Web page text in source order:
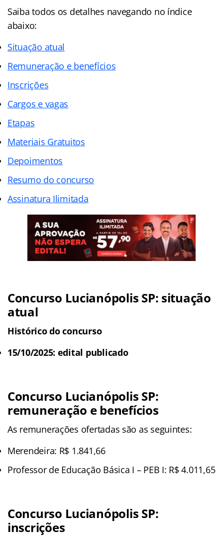
Saiba todos os detalhes navegando no índice
abaixo:
Situação atual
Remuneração e benefícios
Inscrições
Cargos e vagas
Etapas
Materiais Gratuitos
Depoimentos
Resumo do concurso
Assinatura Ilimitada
Concurso Lucianópolis SP: situação
atual
Histórico do concurso
15/10/2025: edital publicado
Concurso Lucianópolis SP:
remuneração e benefícios
As remunerações ofertadas são as seguintes:
Merendeira: R$ 1.841,66
Professor de Educação Básica I – PEB I: R$ 4.011,65
Concurso Lucianópolis SP:
inscrições